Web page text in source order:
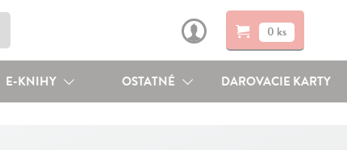
0 ks
E-KNIHY OSTATNÉ DAROVACIE KARTY